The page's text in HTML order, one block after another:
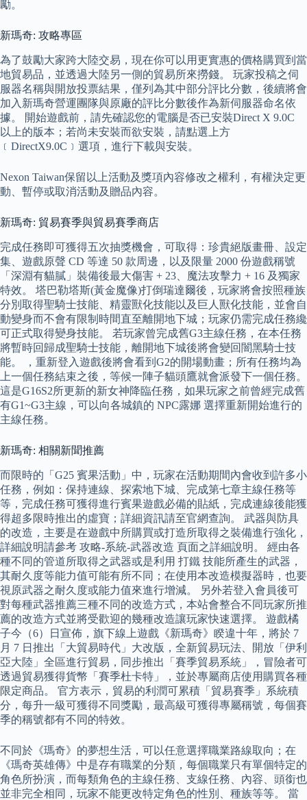
勵。
新瑪奇: 攻略專區
為了鼓勵大家跨大陸交易，現在你可以用更實惠的價格購買到當
地貿易品，並透過大陸另一側的貿易所來撈錢。 玩家投稿之伺
服器名稱與開放投票結果，僅列為其中部分評比分數，後續將會
加入新瑪奇營運團隊與原廠的評比分數後作為新伺服器命名依
據。 開始遊戲前，請先確認您的電腦是否已安裝Direct X 9.0C
以上的版本；若尚未安裝而欲安裝，請點選上方
﹝DirectX9.0C﹞選項，進行下載與安裝。
Nexon Taiwan保留以上活動及獎項內容修改之權利，有權決定更
動、暫停或取消活動及贈品內容。
新瑪奇: 貿易賽季與貿易賽季商店
完成任務即可獲得五次抽獎機會，可取得：珍貴絕版畫冊、設定
集、遊戲原聲 CD 等達 50 款周邊，以及限量 2000 份遊戲稱號
「深淵有貓膩」裝備後最大傷害 + 23、魔法攻擊力 + 16 及獨家
特效。 塔巴勒塔斯(黃金魔像)打倒瑞達爾後，玩家將會按照種族
分別取得聖騎士技能、精靈獸化技能以及巨人獸化技能，並會自
動變身而不會有限制時間直至離開地下城；玩家仍需完成任務纔
可正式取得變身技能。 若玩家曾完成舊G3主線任務，在本任務
將暫時回歸成聖騎士技能，離開地下城後將會變回闇黑騎士技
能。 ，重新登入遊戲後將會看到G2的開場動畫；所有任務均為
上一個任務結束之後，等候一陣子貓頭鷹就會派發下一個任務。
這是G16S2所更新的新女神降臨任務，如果玩家之前曾經完成舊
有G1~G3主線，可以向各城鎮的 NPC露娜 選擇重新開始進行的
主線任務。
新瑪奇: 相關新聞推薦
而限時的「G25 賓果活動」中，玩家在活動期間內會收到許多小
任務，例如：保持連線、探索地下城、完成第七章主線任務等
等，完成任務可獲得進行賓果遊戲必備的貼紙，完成連線後能獲
得超多限時推出的虛寶；詳細資訊請至官網查詢。 武器與防具
的改造，主要是在遊戲中所購買或打造所取得之裝備進行強化，
詳細說明請參考 攻略-系統-武器改造 頁面之詳細說明。 經由各
種不同的管道所取得之武器或是利用 打鐵 技能所產生的武器，
其耐久度等能力值可能有所不同；在使用本改造模擬器時，也要
視原武器之耐久度或能力值來進行增減。 另外若登入會員後可
對每種武器推薦三種不同的改造方式，本站會整合不同玩家所推
薦的改造方式並將受歡迎的幾種改造讓玩家快速選擇。 遊戲橘
子今（6）日宣佈，旗下線上遊戲《新瑪奇》睽違十年，將於 7
月 7 日推出「大貿易時代」大改版，全新貿易玩法、開放「伊利
亞大陸」全區進行貿易，同步推出「賽季貿易系統」，冒險者可
透過貿易獲得貨幣「賽季杜卡特」，並於專屬商店使用購買各種
限定商品。 官方表示，貿易的利潤可累積「貿易賽季」系統積
分，每升一級可獲得不同獎勵，最高級可獲得專屬稱號，每個賽
季的稱號都有不同的特效。
不同於《瑪奇》的夢想生活，可以任意選擇職業路線取向；在
《瑪奇英雄傳》中是存有職業的分類，每個職業只有單個特定的
角色所扮演，而每類角色的主線任務、支線任務、內容、頭銜也
並非完全相同，玩家不能更改特定角色的性別、種族等等。 當